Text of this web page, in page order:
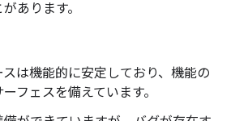
あります。
は機能的に安定しており、機能の
フェスを備えています。